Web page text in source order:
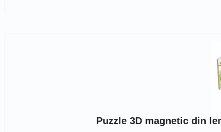
Puzzle 3D magnetic din